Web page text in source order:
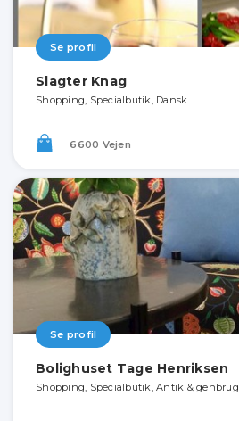
Se profil
Slagter Knag
Shopping, Specialbutik, Dansk
6600 Vejen
Se profil
Bolighuset Tage Henriksen
Shopping, Specialbutik, Antik & genbrug